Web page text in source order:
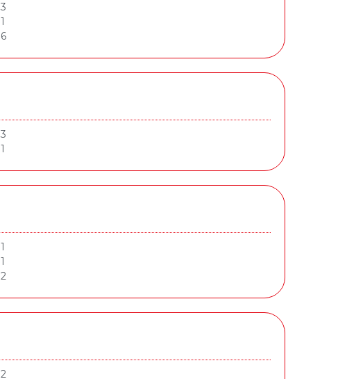
3
1
6
3
1
1
1
2
2